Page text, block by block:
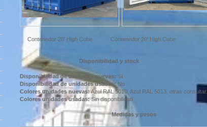
Contenedor 20' High Cube Contenedor 20' High Cube
Disponibilidad y stock
Disponibilidad de unidades nuevas: Sí
Disponibilidad de unidades usadas:No
Colores unidades nuevas:Azul RAL 5010, Azul RAL 5013, otras consultar.
Colores unidades usadas:Sin disponibilidad
Medidas y pesos